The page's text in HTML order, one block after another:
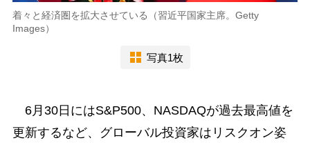
着々と経済圏を拡大させている（習近平国家主席。Getty
Images）
写真1枚
6月30日にはS&P500、NASDAQが過去最高値を
更新するなど、グローバル投資家はリスクオン姿